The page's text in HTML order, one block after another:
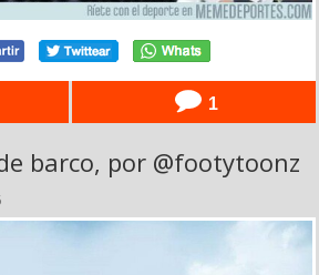
1
barco, por @footytoonz